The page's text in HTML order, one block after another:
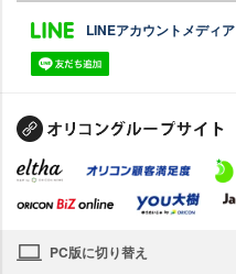
LINEアカウントメディア
PC版に切り替え